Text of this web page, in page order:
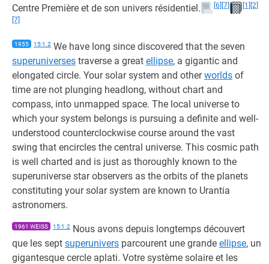
Centre Première et de son univers résidentiel.
[6] [7] [1]
[2]
[7]
1955 15:1.2 We have long since discovered that the seven
superuniverses traverse a great ellipse, a gigantic and
elongated circle. Your solar system and otherworlds of
time are not plunging headlong, without chart and
compass, into unmapped space. The local universe to
which your system belongs is pursuing a definite and well-
understood counterclockwise course around the vast
swing that encircles the central universe. This cosmic path
is well charted and is just as thoroughly known to the
superuniverse star observers as the orbits of the planets
constituting your solar system are known to Urantia
astronomers.
1961 WEISS 15:1.2 Nous avons depuis longtemps découvert
que les sept superunivers parcourent une grande ellipse, un
gigantesque cercle aplati. Votre système solaire et les